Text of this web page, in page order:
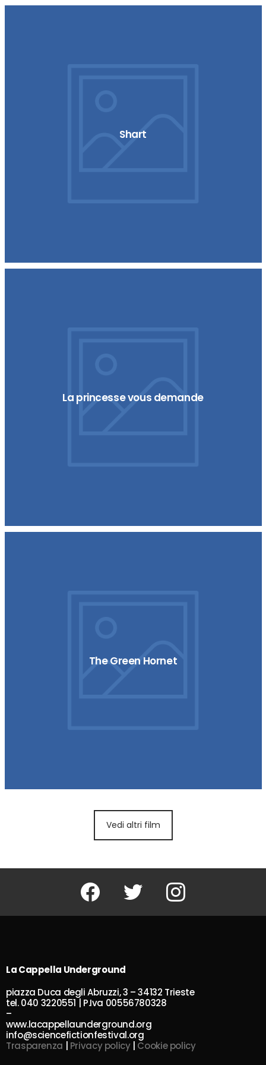
Shart
La princesse vous demande
The Green Hornet
Vedi altri film
Facebook Twitter Instagram
La Cappella Underground
piazza Duca degli Abruzzi, 3 – 34132 Trieste
tel. 040 3220551 | P.Iva 00556780328
–
www.lacappellaunderground.org
info@sciencefictionfestival.org
Trasparenza | Privacy policy| Cookie policy